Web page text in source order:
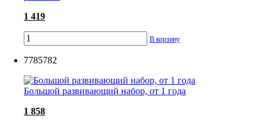
1 419
В корзину
7785782
Большой развивающий набор, от 1 года
1 858